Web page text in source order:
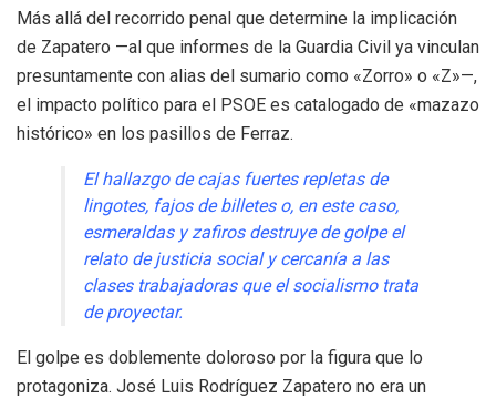
Más allá del recorrido penal que determine la implicación
de Zapatero —al que informes de la Guardia Civil ya vinculan
presuntamente con alias del sumario como «Zorro» o «Z»—,
el impacto político para el PSOE es catalogado de «mazazo
histórico» en los pasillos de Ferraz.
El hallazgo de cajas fuertes repletas de
lingotes, fajos de billetes o, en este caso,
esmeraldas y zafiros destruye de golpe el
relato de justicia social y cercanía a las
clases trabajadoras que el socialismo trata
de proyectar.
El golpe es doblemente doloroso por la figura que lo
protagoniza. José Luis Rodríguez Zapatero no era un